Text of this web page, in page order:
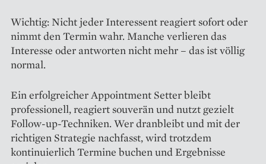
Wichtig: Nicht jeder Interessent reagiert sofort oder
nimmt den Termin wahr. Manche verlieren das
Interesse oder antworten nicht mehr – das ist völlig
normal.
Ein erfolgreicher Appointment Setter bleibt
professionell, reagiert souverän und nutzt gezielt
Follow-up-Techniken. Wer dranbleibt und mit der
richtigen Strategie nachfasst, wird trotzdem
kontinuierlich Termine buchen und Ergebnisse